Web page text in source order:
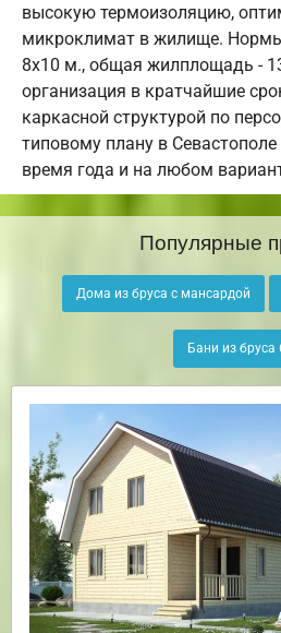
высокую термоизоляцию,
микроклимат в жилище.
8х10 м., общая жилплощадь -
организация в кратчайшие
каркасной структурой по
типовому плану в
время года и на любом
Популярные
Дома из бруса с мансардой
Бани из бруса